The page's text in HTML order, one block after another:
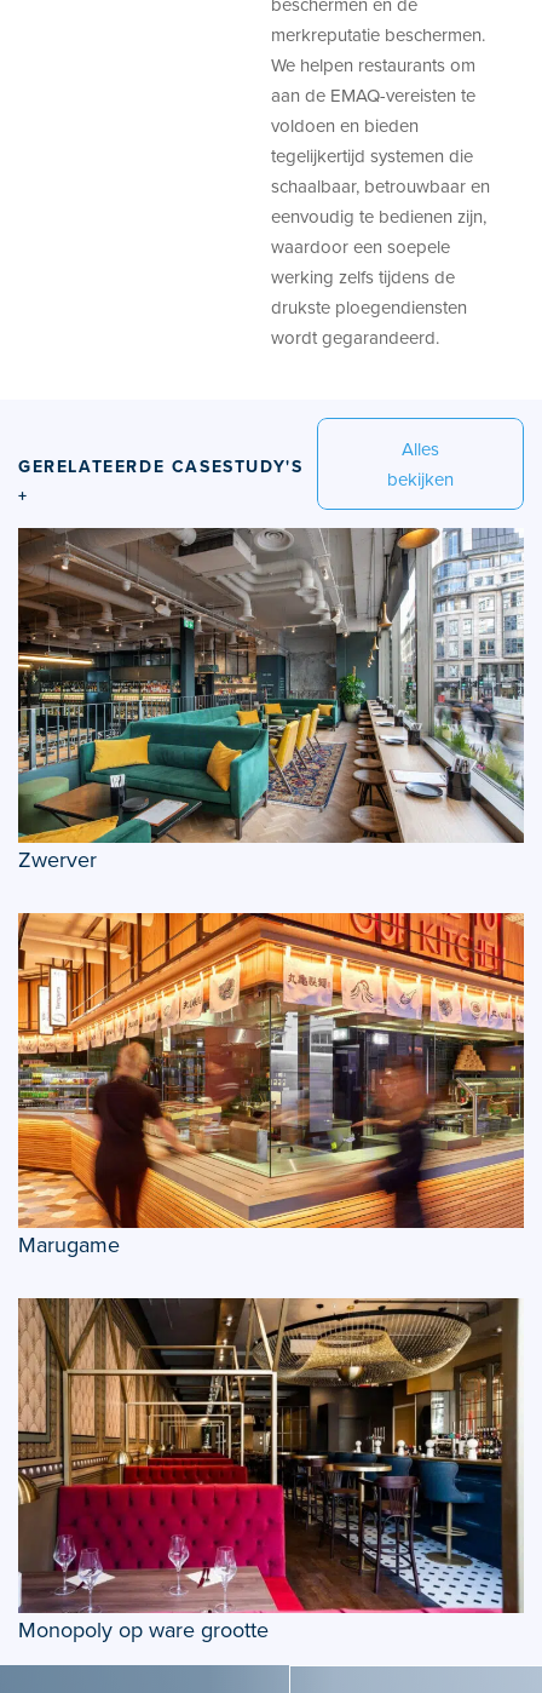
merkreputatie beschermen.
We helpen restaurants om
aan de EMAQ-vereisten te
voldoen en bieden
tegelijkertijd systemen die
schaalbaar, betrouwbaar en
eenvoudig te bedienen zijn,
waardoor een soepele
werking zelfs tijdens de
drukste ploegendiensten
wordt gegarandeerd.
GERELATEERDE CASESTUDY'S
+
Alles
bekijken
Zwerver
Marugame
Monopoly op ware grootte